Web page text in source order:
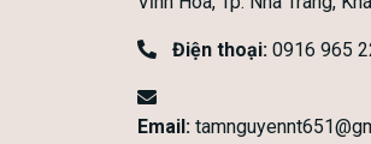
Điện thoại: 0916 965
Email: